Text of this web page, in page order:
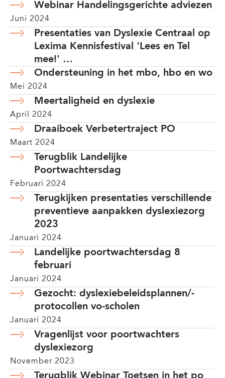
Webinar Handelingsgerichte adviezen
Juni 2024
Presentaties van Dyslexie Centraal op
Lexima Kennisfestival 'Lees en Tel
mee!' …
Ondersteuning in het mbo, hbo en wo
Mei 2024
Meertaligheid en dyslexie
April 2024
Draaiboek Verbetertraject PO
Maart 2024
Terugblik Landelijke
Poortwachtersdag
Februari 2024
Terugkijken presentaties verschillende
preventieve aanpakken dyslexiezorg
2023
Januari 2024
Landelijke poortwachtersdag 8
februari
Januari 2024
Gezocht: dyslexiebeleidsplannen/-
protocollen vo-scholen
Januari 2024
Vragenlijst voor poortwachters
dyslexiezorg
November 2023
Terugblik Webinar Toetsen in het po